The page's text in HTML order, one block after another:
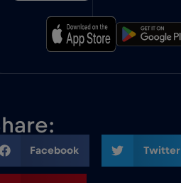
Facebook Twitter